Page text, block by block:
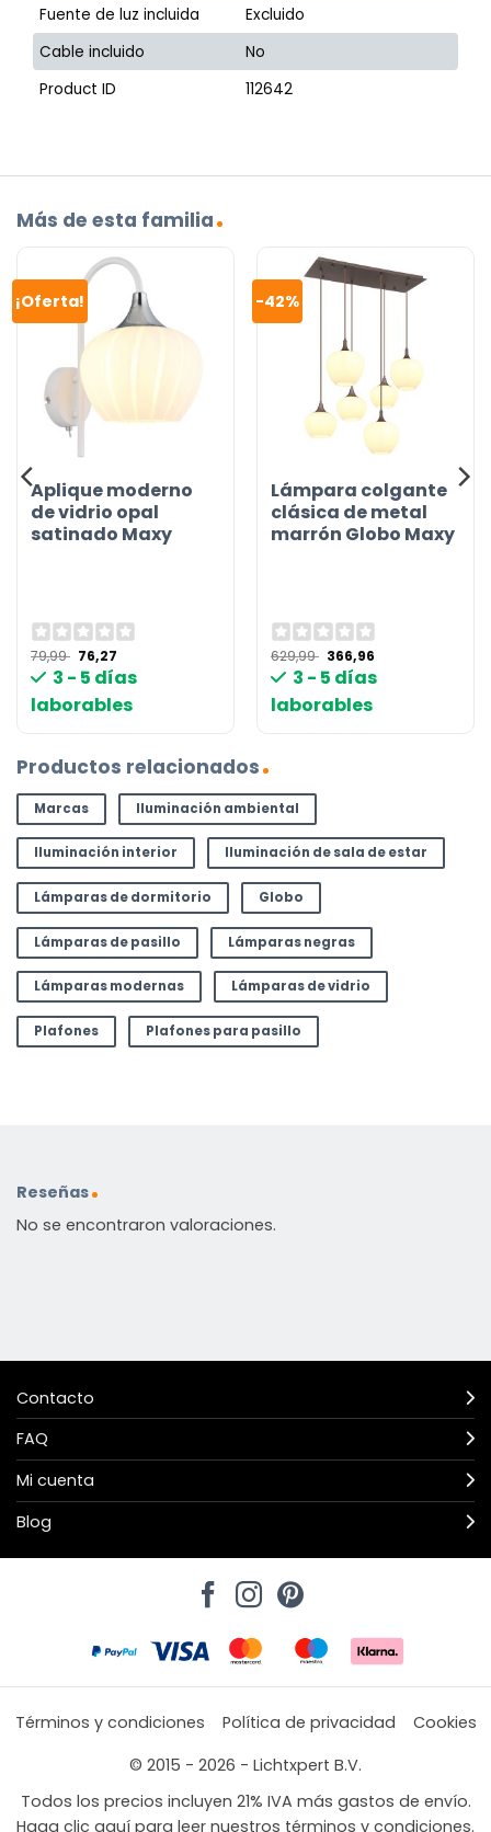
Fuente de luz incluida
Excluido
Cable incluido
No
Product ID
112642
Más de esta familia
¡Oferta!
Aplique moderno
de vidrio opal
satinado Maxy
79,99 El
precio
original
era:
79,99 €.
76,27
actual
76,27 €.
3 - 5 días
laborables
-42%
Lámpara colgante
clásica de metal
marrón Globo Maxy
629,99 El
precio
original
era:
629,99 €.
366,96
actual
3 - 5 días
laborables
Productos relacionados
Marcas Iluminación ambiental
Iluminación interior Iluminación de sala de estar
Lámparas de dormitorio Globo
Lámparas de pasillo Lámparas negras
Lámparas modernas Lámparas de vidrio
Plafones Plafones para pasillo
Reseñas
No se encontraron valoraciones.
Contacto
FAQ
Mi cuenta
Blog
Términos y condiciones Política de privacidad
Cookies
© 2015 - 2026 - Lichtxpert B.V.
Todos los precios incluyen 21% IVA más gastos de envío.
Haga clic aquí para leer nuestros términos y condiciones.